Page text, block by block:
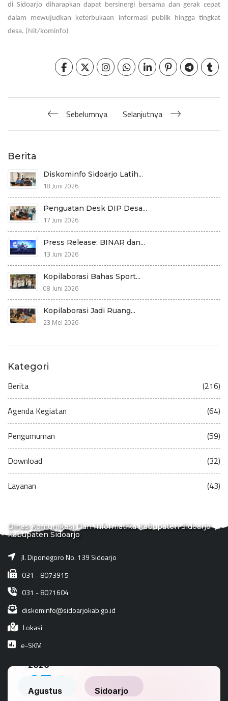
di Sidoarjo diharapkan dapat bersinergi bersama dan gerak cepat
dalam mewujudkan keterbukaan informasi publik hingga tingkat
desa. (Nit/kominfo)
Sebelumnya Selanjutnya
Berita
Diskominfo Sidoarjo Latih...
18 Juni 2026
Penguatan Desk DIP Desa...
17 Juni 2026
Press Release: BINAR dan...
13 Juni 2026
Kopilaborasi Bahas Sport...
08 Juni 2026
Kopilaborasi Jadi Ruang...
23 Mei 2026
Kategori
Berita (216)
Agenda Kegiatan (64)
Pengumuman (59)
Download (32)
Layanan (43)
Dinas Komunikasi Dan Informatika Kabupaten Sidoarjo
Kabupaten Sidoarjo
Jl. Diponegoro No. 139 Sidoarjo
031 - 8073915
031 - 8071604
diskominfo@sidoarjokab.go.id
Lokasi
e-SKM